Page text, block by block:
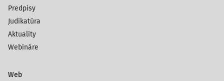
Predpisy
Judikatúra
Aktuality
Webináre
Web